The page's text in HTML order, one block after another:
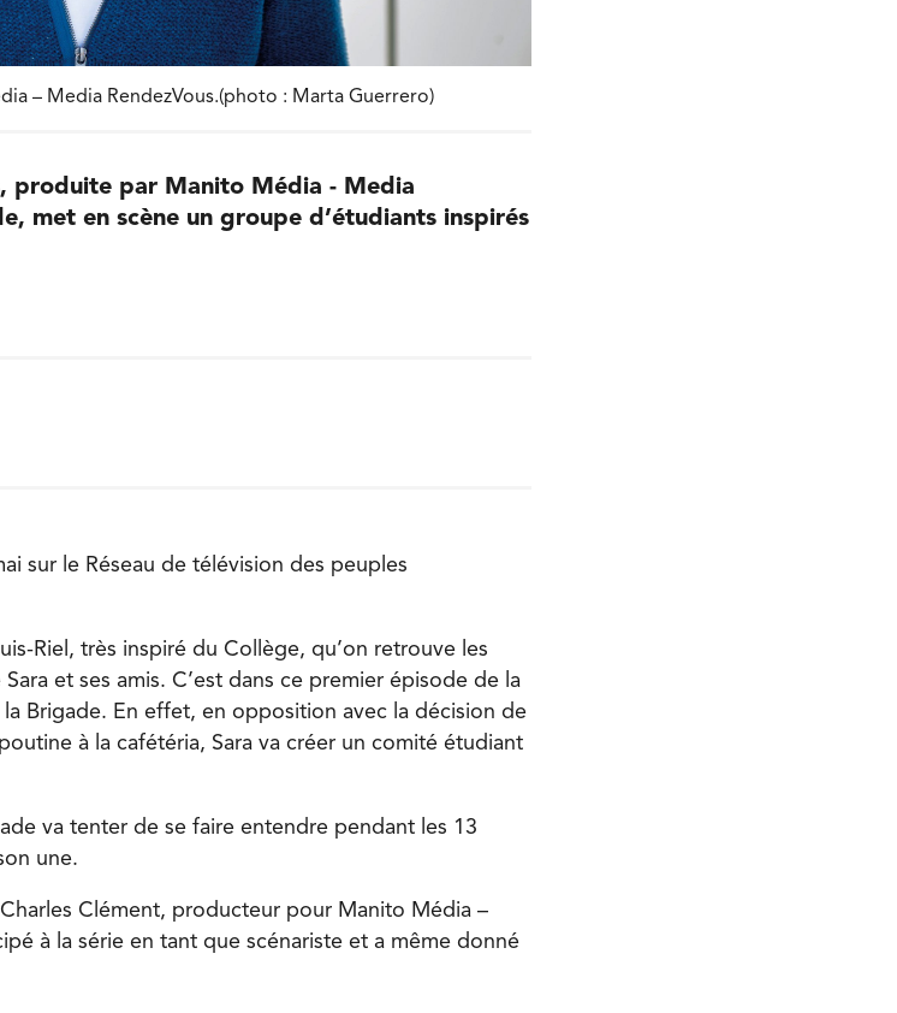
– Media RendezVous.(photo : Marta Guerrero)
produite par Manito Média - Media
met en scène un groupe d’étudiants inspirés
sur le Réseau de télévision des peuples
Riel, très inspiré du Collège, qu’on retrouve les
et ses amis. C’est dans ce premier épisode de la
Brigade. En effet, en opposition avec la décision de
à la cafétéria, Sara va créer un comité étudiant
va tenter de se faire entendre pendant les 13
une.
Clément, producteur pour Manito Média –
à la série en tant que scénariste et a même donné